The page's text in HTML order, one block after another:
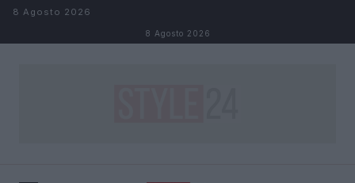
Salta al contenuto
8 Agosto 2026
8 Agosto 2026